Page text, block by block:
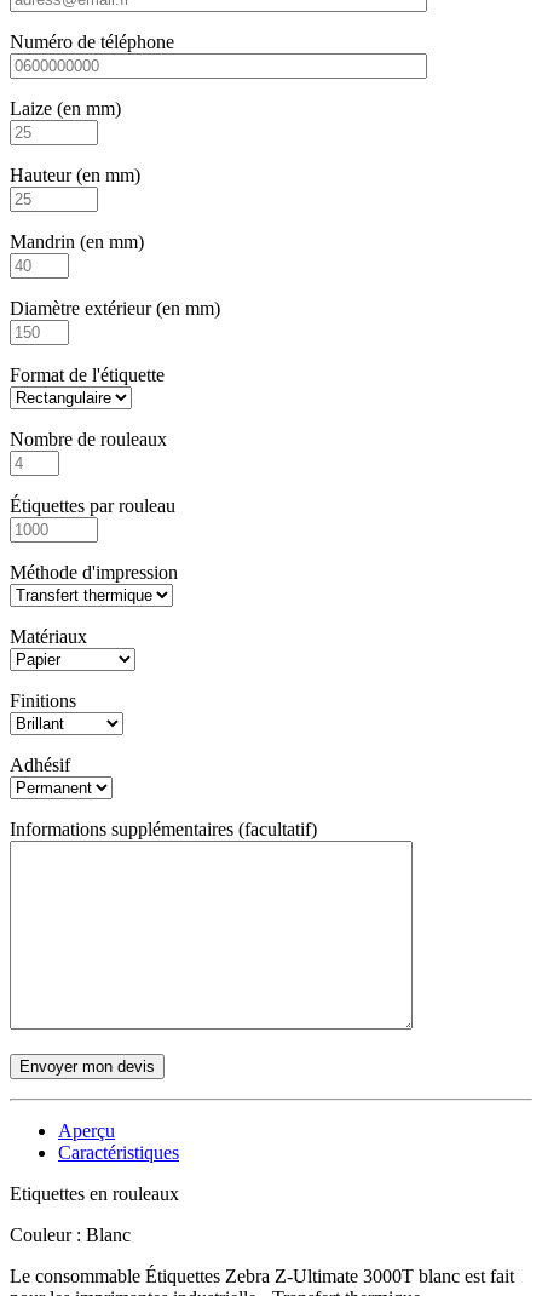
Numéro de téléphone
Laize (en mm)
Hauteur (en mm)
Mandrin (en mm)
Diamètre extérieur (en mm)
Format de l'étiquette
Nombre de rouleaux
Étiquettes par rouleau
Méthode d'impression
Matériaux
Finitions
Adhésif
Informations supplémentaires (facultatif)
Aperçu
Caractéristiques
Etiquettes en rouleaux
Couleur : Blanc
Le consommable Étiquettes Zebra Z-Ultimate 3000T blanc est fait